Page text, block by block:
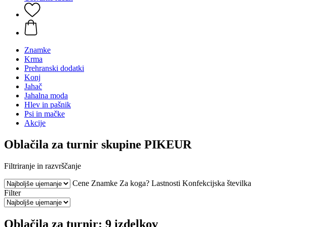
Znamke
Krma
Prehranski dodatki
Konj
Jahač
Jahalna moda
Hlev in pašnik
Psi in mačke
Akcije
Oblačila za turnir skupine PIKEUR
Filtriranje in razvrščanje
Cene Znamke Za koga? Lastnosti Konfekcijska številka
Filter
Oblačila za turnir: 9 izdelkov